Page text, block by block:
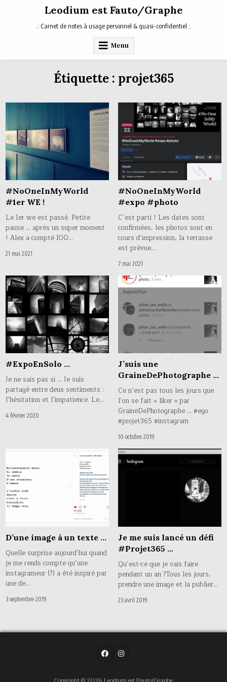
Leodium est Fauto/Graphe
.: Carnet de notes à usage personnel & quasi-confidentiel :.
Menu
Étiquette : projet365
#NoOneInMyWorld
#1er WE !
Le 1er we est passé. Petite
pause … après un super moment
! Alex a compté 100…
21 mai 2021
#NoOneInMyWorld
#expo #photo
C’est parti ! Les dates sont
confirmées, les photos sont en
cours d’impression, la terrasse
est prévue…
7 mai 2021
#ExpoEnSolo …
Je ne sais pas si … Je suis
partagé entre deux sentiments :
l’hésitation et l’impatience. Le…
4 février 2020
J’suis une
GraineDePhotographe …
Ce n’est pas tous les jours que
l’on se fait « liker » par
GraineDePhotographe … #ego
#projet365 #instagram
10 octobre 2019
D’une image à un texte …
Quelle surprise aujourd’hui quand
je me rends compte qu’une
instagrameur (?) a été inspiré par
une de…
3 septembre 2019
Je me suis lancé un défi
#Projet365 …
Qu’est-ce que je vais faire
pendant un an ?Tous les jours,
prendre une image et la publier…
23 avril 2019